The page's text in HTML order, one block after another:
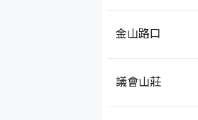
金山路口
議會山莊